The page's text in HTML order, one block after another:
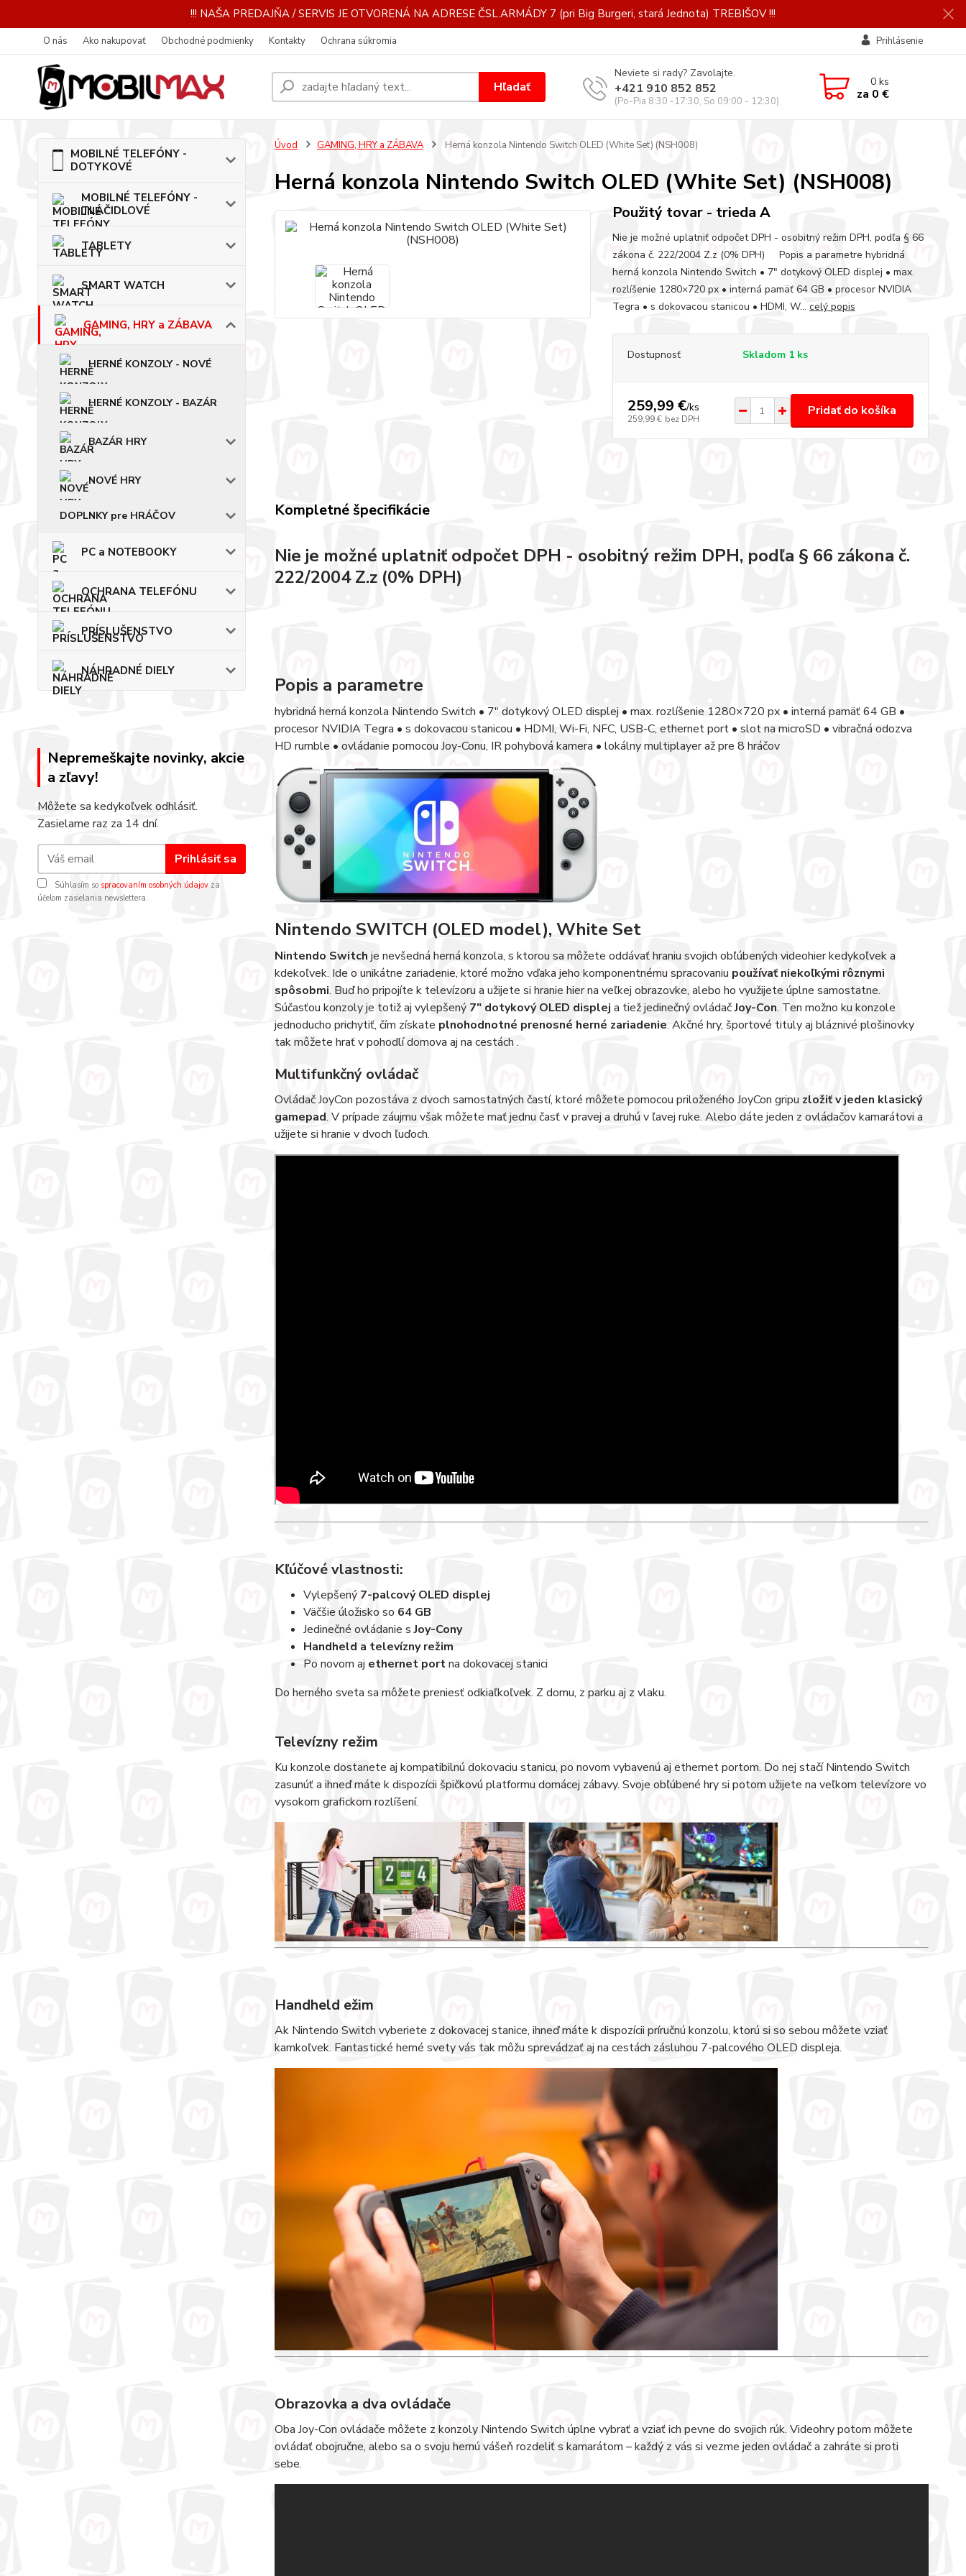
!!! NAŠA PREDAJŇA / SERVIS JE OTVORENÁ NA ADRESE ČSL.ARMÁDY 7 (pri Big Burgeri, stará Jednota) TREBIŠOV !!!
O nás Ako nakupovať Obchodné podmienky Kontakty Ochrana súkromia Prihlásenie
Hľadať
Neviete si rady? Zavolajte.
+421 910 852 852
(Po-Pia 8:30 -17:30, So 09:00 - 12:30)
0ks
za 0 €
MOBILNÉ TELEFÓNY -
DOTYKOVÉ
MOBILNÉ TELEFÓNY -
TLAČIDLOVÉ
TABLETY
SMART WATCH
GAMING, HRY a ZÁBAVA
HERNÉ KONZOLY - NOVÉ
HERNÉ KONZOLY - BAZÁR
BAZÁR HRY
NOVÉ HRY
DOPLNKY pre HRÁČOV
PC a NOTEBOOKY
OCHRANA TELEFÓNU
PRÍSLUŠENSTVO
NÁHRADNÉ DIELY
Nepremeškajte novinky, akcie
a zľavy!
Môžete sa kedykoľvek odhlásiť.
Zasielame raz za 14 dní.
Prihlásiť sa
Súhlasím so spracovaním osobných údajov za
účelom zasielania newslettera.
Úvod GAMING, HRY a ZÁBAVA Herná konzola Nintendo Switch OLED (White Set) (NSH008)
Herná konzola Nintendo Switch OLED (White Set) (NSH008)
Použitý tovar - trieda A
Nie je možné uplatniť odpočet DPH - osobitný režim DPH, podľa § 66
zákona č. 222/2004 Z.z (0% DPH) Popis a parametre hybridná
herná konzola Nintendo Switch • 7" dotykový OLED displej • max.
rozlíšenie 1280×720 px • interná pamäť 64 GB • procesor NVIDIA
Tegra • s dokovacou stanicou • HDMI, W... celý popis
Dostupnosť Skladom 1 ks
259,99 €/ks
259,99 € bez DPH
Pridať do košíka
Kompletné špecifikácie
Nie je možné uplatniť odpočet DPH - osobitný režim DPH, podľa § 66 zákona č.
222/2004 Z.z (0% DPH)
Popis a parametre
hybridná herná konzola Nintendo Switch • 7" dotykový OLED displej • max. rozlíšenie 1280×720 px • interná pamäť 64 GB •
procesor NVIDIA Tegra • s dokovacou stanicou • HDMI, Wi-Fi, NFC, USB-C, ethernet port • slot na microSD • vibračná odozva
HD rumble • ovládanie pomocou Joy-Conu, IR pohybová kamera • lokálny multiplayer až pre 8 hráčov
Nintendo SWITCH (OLED model), White Set
Nintendo Switch je nevšedná herná konzola, s ktorou sa môžete oddávať hraniu svojich obľúbených videohier kedykoľvek a
kdekoľvek. Ide o unikátne zariadenie, ktoré možno vďaka jeho komponentnému spracovaniu používať niekoľkými rôznymi
spôsobmi. Buď ho pripojíte k televízoru a užijete si hranie hier na veľkej obrazovke, alebo ho využijete úplne samostatne.
Súčasťou konzoly je totiž aj vylepšený7" dotykový OLED displej a tiež jedinečný ovládačJoy-Con. Ten možno ku konzole
jednoducho prichytiť, čím získate plnohodnotné prenosné herné zariadenie. Akčné hry, športové tituly aj bláznivé plošinovky
tak môžete hrať v pohodlí domova aj na cestách .
Multifunkčný ovládač
Ovládač JoyCon pozostáva z dvoch samostatných častí, ktoré môžete pomocou priloženého JoyCon gripu zložiť v jeden klasický
gamepad. V prípade záujmu však môžete mať jednu časť v pravej a druhú v ľavej ruke. Alebo dáte jeden z ovládačov kamarátovi a
užijete si hranie v dvoch ľuďoch.
Kľúčové vlastnosti:
Vylepšený 7-palcový OLED displej
Väčšie úložisko so 64 GB
Jedinečné ovládanie sJoy-Cony
Handheld a televízny režim
Po novom aj ethernet portna dokovacej stanici
Do herného sveta sa môžete preniesť odkiaľkoľvek. Z domu, z parku aj z vlaku.
Televízny režim
Ku konzole dostanete aj kompatibilnú dokovaciu stanicu, po novom vybavenú aj ethernet portom. Do nej stačí Nintendo Switch
zasunúť a ihneď máte k dispozícii špičkovú platformu domácej zábavy. Svoje obľúbené hry si potom užijete na veľkom televízore vo
vysokom grafickom rozlíšení.
Handheld ežim
Ak Nintendo Switch vyberiete z dokovacej stanice, ihneď máte k dispozícii príručnú konzolu, ktorú si so sebou môžete vziať
kamkoľvek. Fantastické herné svety vás tak môžu sprevádzať aj na cestách zásluhou 7-palcového OLED displeja.
Obrazovka a dva ovládače
Oba Joy-Con ovládače môžete z konzoly Nintendo Switch úplne vybrať a vziať ich pevne do svojich rúk. Videohry potom môžete
ovládať obojručne, alebo sa o svoju hernú vášeň rozdeliť s kamarátom – každý z vás si vezme jeden ovládač a zahráte si proti
sebe.